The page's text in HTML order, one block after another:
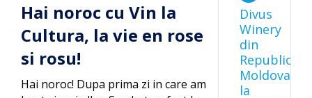
Hai noroc cu Vin la
Cultura, la vie en rose
si rosu!
Hai noroc! Dupa prima zi in care am
Divus
Winery
din
Republica
Moldova
la